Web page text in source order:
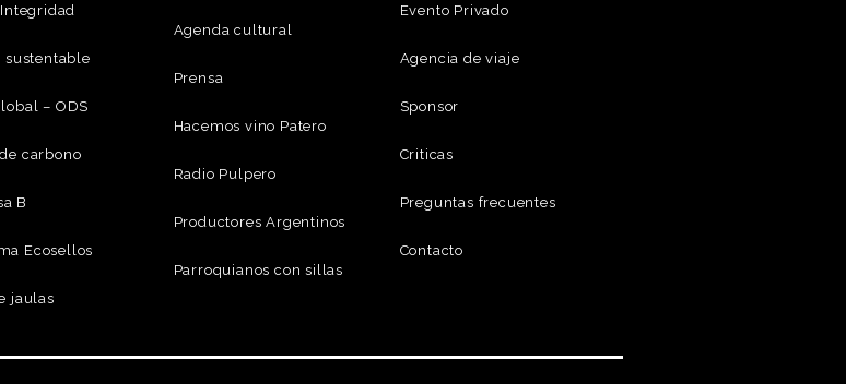
sustentable
– ODS
carbono
B
Ecosellos
jaulas
Agenda cultural
Prensa
Hacemos vino Patero
Radio Pulpero
Productores Argentinos
Parroquianos con sillas
Evento Privado
Agencia de viaje
Sponsor
Criticas
Preguntas frecuentes
Contacto